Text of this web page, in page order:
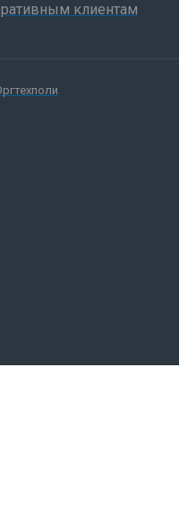
клиентам